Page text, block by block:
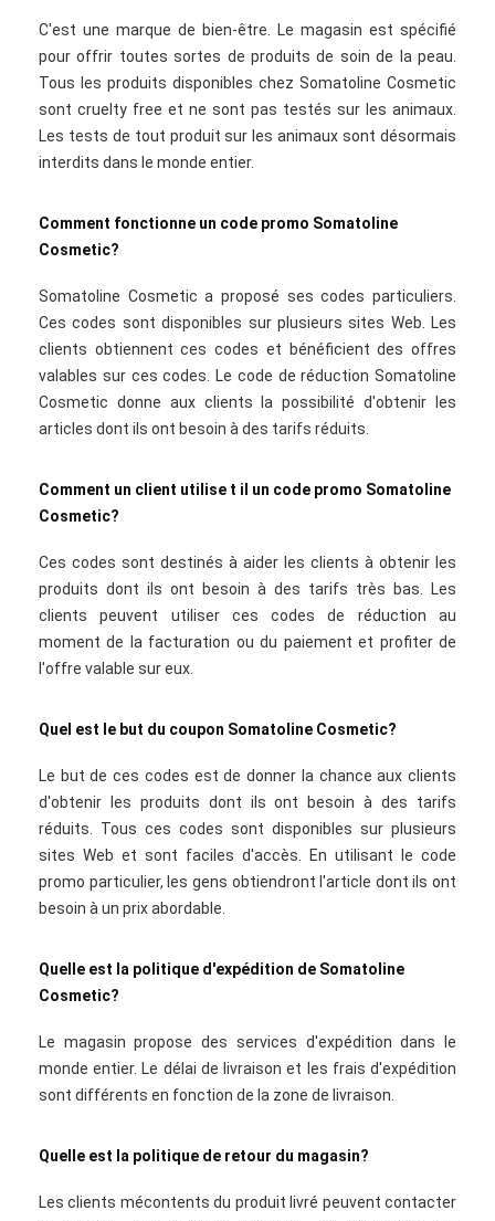
C'est une marque de bien-être. Le magasin est spécifié
pour offrir toutes sortes de produits de soin de la peau.
Tous les produits disponibles chez Somatoline Cosmetic
sont cruelty free et ne sont pas testés sur les animaux.
Les tests de tout produit sur les animaux sont désormais
interdits dans le monde entier.
Comment fonctionne un code promo Somatoline
Cosmetic?
Somatoline Cosmetic a proposé ses codes particuliers.
Ces codes sont disponibles sur plusieurs sites Web. Les
clients obtiennent ces codes et bénéficient des offres
valables sur ces codes. Le code de réduction Somatoline
Cosmetic donne aux clients la possibilité d'obtenir les
articles dont ils ont besoin à des tarifs réduits.
Comment un client utilise t il un code promo Somatoline
Cosmetic?
Ces codes sont destinés à aider les clients à obtenir les
produits dont ils ont besoin à des tarifs très bas. Les
clients peuvent utiliser ces codes de réduction au
moment de la facturation ou du paiement et profiter de
l'offre valable sur eux.
Quel est le but du coupon Somatoline Cosmetic?
Le but de ces codes est de donner la chance aux clients
d'obtenir les produits dont ils ont besoin à des tarifs
réduits. Tous ces codes sont disponibles sur plusieurs
sites Web et sont faciles d'accès. En utilisant le code
promo particulier, les gens obtiendront l'article dont ils ont
besoin à un prix abordable.
Quelle est la politique d'expédition de Somatoline
Cosmetic?
Le magasin propose des services d'expédition dans le
monde entier. Le délai de livraison et les frais d'expédition
sont différents en fonction de la zone de livraison.
Quelle est la politique de retour du magasin?
Les clients mécontents du produit livré peuvent contacter